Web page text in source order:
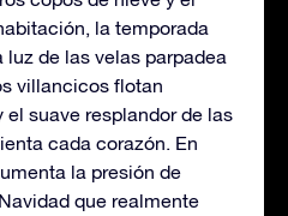
la temporada
luz de las velas parpadea
villancicos flotan
suave resplandor de las
cada corazón. En
la presión de
que realmente